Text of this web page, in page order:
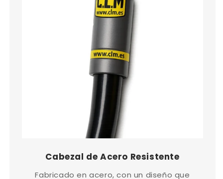
Cabezal de Acero Resistente
Fabricado en acero, con un diseño que